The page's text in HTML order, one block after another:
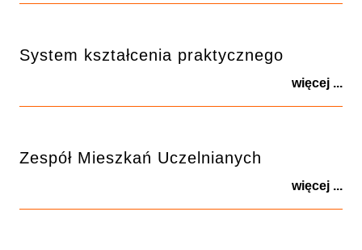
System kształcenia praktycznego
więcej ...
Zespół Mieszkań Uczelnianych
więcej ...